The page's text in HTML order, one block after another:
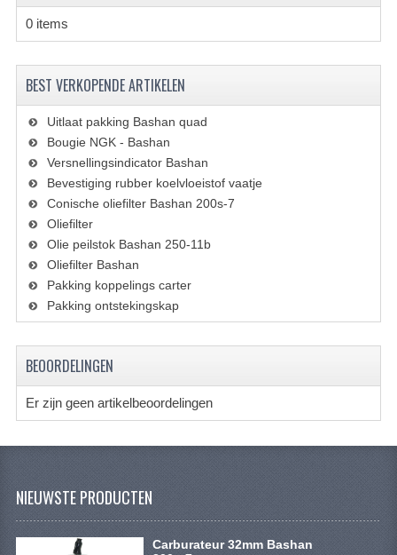
MOTOR
REM SYSTEEM
SCHOKBREKERS
STUUR INRICHTING
UITLAAT SYSTEEM
VERLICHTING
SEGWAY QUADS
VELGEN & BANDEN
10 INCH VELGEN
6 INCH BANDEN
0 items
BEST VERKOPENDE ARTIKELEN
Uitlaat pakking Bashan quad
Bougie NGK - Bashan
Versnellingsindicator Bashan
Bevestiging rubber koelvloeistof vaatje
Conische oliefilter Bashan 200s-7
Oliefilter
Olie peilstok Bashan 250-11b
Oliefilter Bashan
Pakking koppelings carter
Pakking ontstekingskap
BEOORDELINGEN
Er zijn geen artikelbeoordelingen
NIEUWSTE PRODUCTEN
Carburateur 32mm Bashan